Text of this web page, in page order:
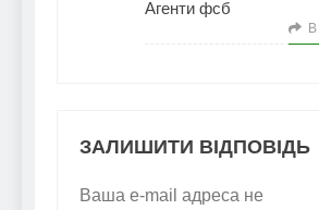
Агенти фсб
ЗАЛИШИТИ ВІДПОВІДЬ
Ваша e-mail адреса не